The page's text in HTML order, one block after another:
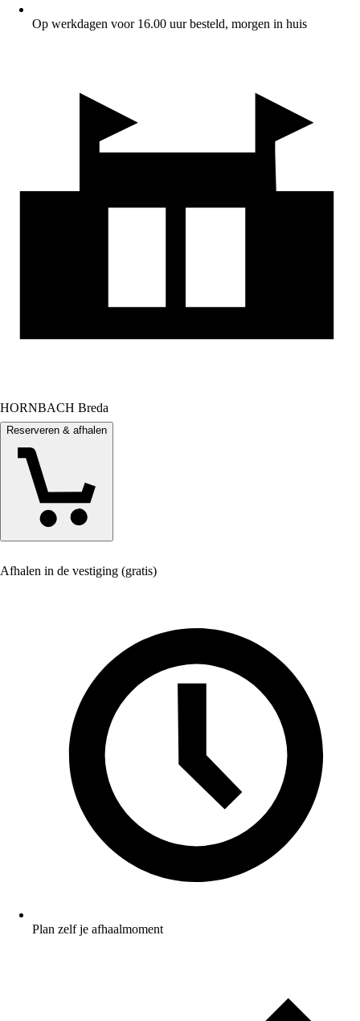
Op werkdagen voor 16.00 uur besteld, morgen in huis
HORNBACH Breda
Reserveren & afhalen
Afhalen in de vestiging (gratis)
Plan zelf je afhaalmoment